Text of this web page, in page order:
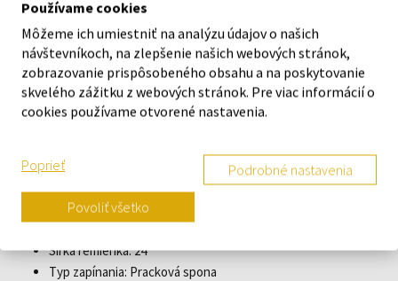
Limitovaná edícia: X / 1000, Áno
Tvar puzdra: Guľatý
Šírka puzdra: 48
Zadná časť puzdra: skrutkovaná, Spodná časť z nerezovej
ocele
Určenie: Pre mužov
Osvetlenie: Svietiace ručičky
Materiál remienka: Teľacia koža
Šírka remienka: 24
Typ zapínania: Pracková spona
Používame cookies
Môžeme ich umiestniť na analýzu údajov o našich
návštevníkoch, na zlepšenie našich webových stránok,
zobrazovanie prispôsobeného obsahu a na poskytovanie
skvelého zážitku z webových stránok. Pre viac informácií o
cookies používame otvorené nastavenia.
Poprieť Podrobné nastavenia
Povoliť všetko